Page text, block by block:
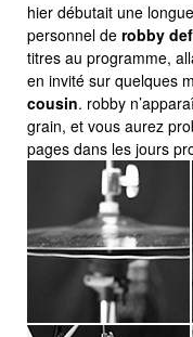
hier débutait une
personnel de robby
titres au programme,
en invité sur quelques
cousin. robby
grain, et vous aurez
pages dans les jours